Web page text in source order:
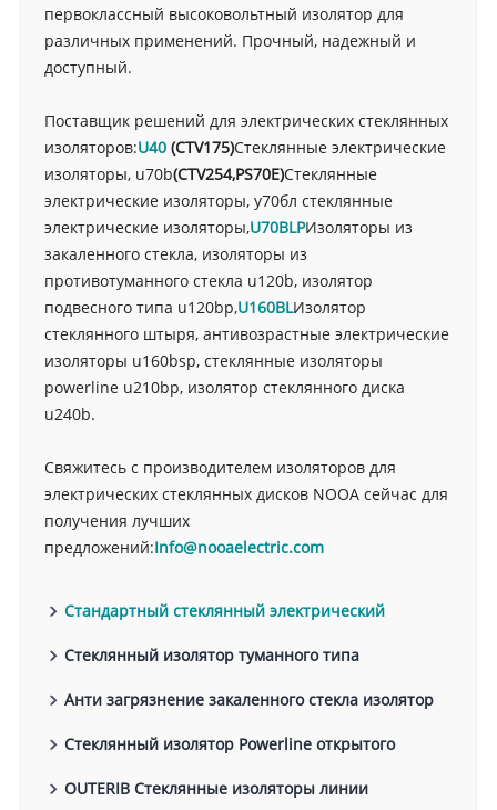
первоклассный высоковольтный изолятор для
различных применений. Прочный, надежный и
доступный.
Поставщик решений для электрических стеклянных
изоляторов:U40 (CTV175)Стеклянные электрические
изоляторы, u70b(CTV254,PS70E)Стеклянные
электрические изоляторы, у70бл стеклянные
электрические изоляторы,U70BLPИзоляторы из
закаленного стекла, изоляторы из
противотуманного стекла u120b, изолятор
подвесного типа u120bp,U160BLИзолятор
стеклянного штыря, антивозрастные электрические
изоляторы u160bsp, стеклянные изоляторы
powerline u210bp, изолятор стеклянного диска
u240b.
Свяжитесь с производителем изоляторов для
электрических стеклянных дисков NOOA сейчас для
получения лучших
предложений:Info@nooaelectric.com
Стандартный стеклянный электрический
изолятор
Стеклянный изолятор туманного типа
Анти загрязнение закаленного стекла изолятор
Стеклянный изолятор Powerline открытого
воздуха
OUTERIB Стеклянные изоляторы линии